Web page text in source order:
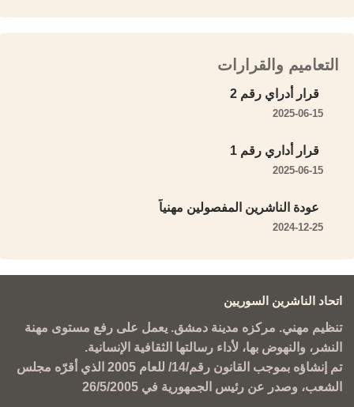
التعاميم والقرارات
قرار أدراي رقم 2
2025-06-15
قرار أداري رقم 1
2025-06-15
عودة الناشرين المفصولين مهنياً
2024-12-25
اتحاد الناشرين السوريين
تنظيم مهني. مركزه مدينة دمشق. يعمل على رفع مستوى مهنة
النشر، والنهوض بها، لأداء رسالتها الثقافية الإنسانية.
تم إنشاؤه بموجب القانون رقم/14/ للعام 2005 الذي أقرّه مجلس
الشعب، وصدر عن رئيس الجمهورية في 26/5/2005